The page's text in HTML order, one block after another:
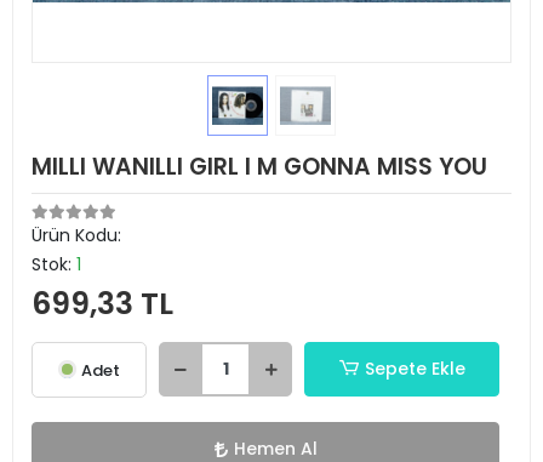
MILLI WANILLI GIRL I M GONNA MISS YOU
Ürün Kodu:
Stok: 1
699,33 TL
Adet Sepete Ekle
Hemen Al